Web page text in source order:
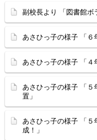
副校長より 「図書館ボ
あさひっ子の様子 「６
あさひっ子の様子 「４
あさひっ子の様子 「５
置」
あさひっ子の様子 「５
成！」